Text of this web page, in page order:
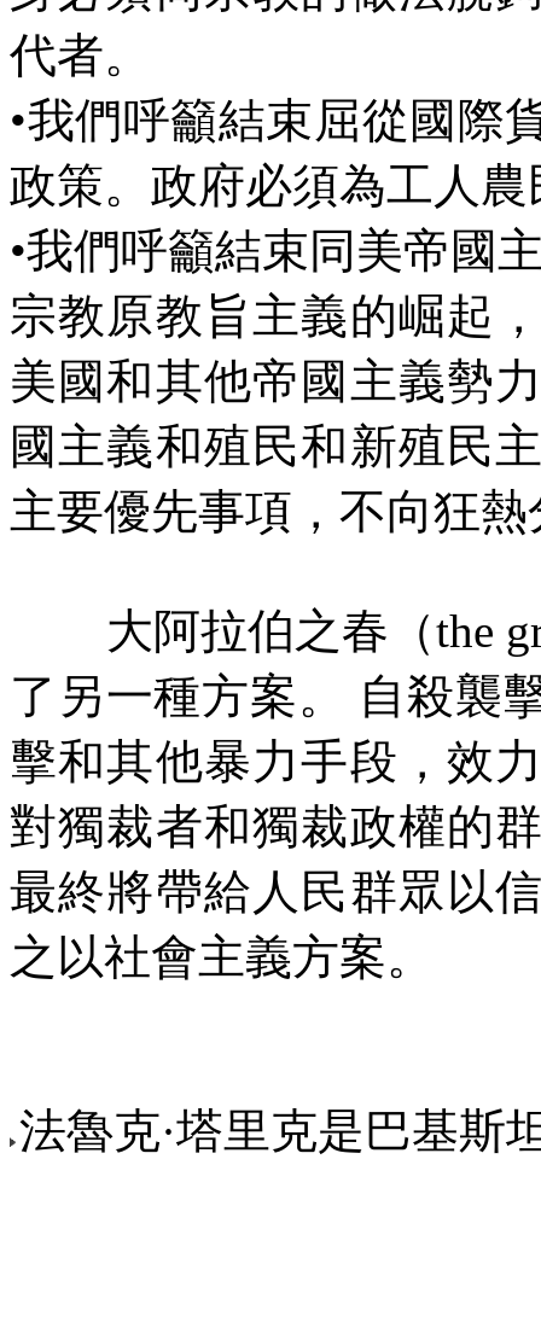
代者。
•我們呼籲結束屈從國際
政策。政府必須為工人
•我們呼籲結束同美帝國
宗教原教旨主義的崛起
美國和其他帝國主義勢
國主義和殖民和新殖民
主要優先事項，不向狂
大阿拉伯之春（the
了另一種方案。
自殺襲
擊和其他暴力手段，效
對獨裁者和獨裁政權的
最終將帶給人民群眾以
之以社會主義方案。
法魯克·塔里克是巴基斯